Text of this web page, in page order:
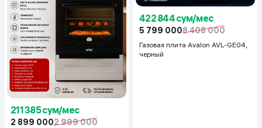
211 385 сум/мес
2 899 0002 999 000
422 844 сум/мес
5 799 0008 408 000
Газовая плита Avalon AVL-GE04,
черный